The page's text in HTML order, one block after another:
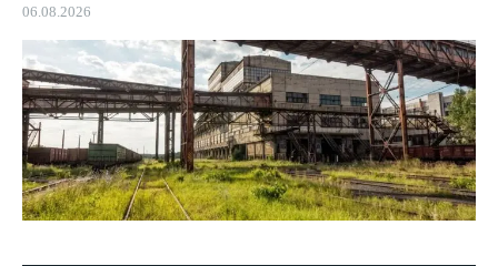
06.08.2026